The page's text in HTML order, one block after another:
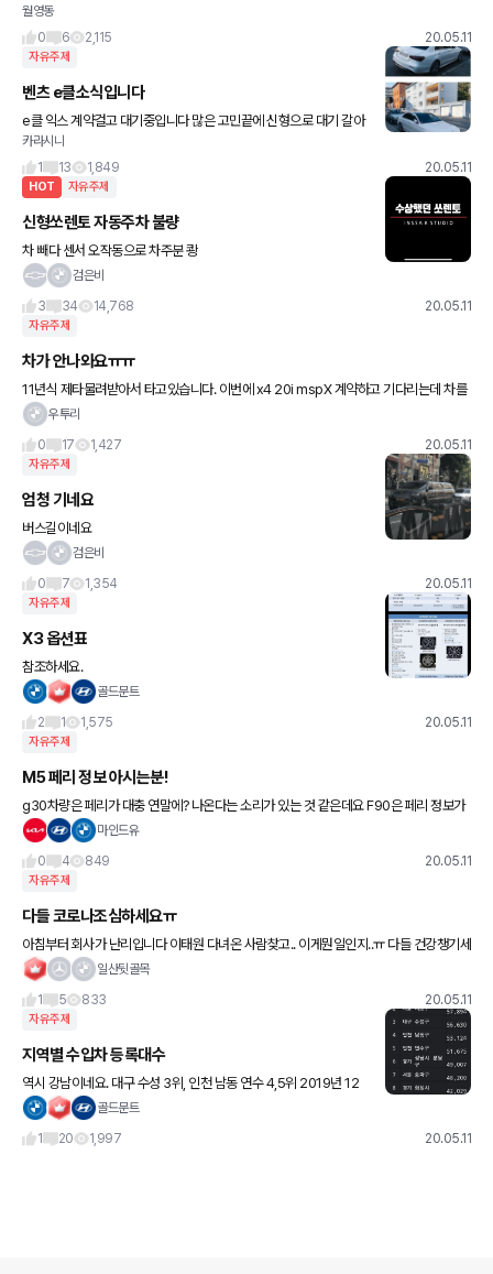
w 그냥 딱히 특이한거 없음 할인률은 은근히 있음 내부디자인은 진짜별로임 네비가 크다
는? 것밖에 없음 근
월영동
0
6 2,115 20.05.11
자유주제
벤츠 e클소식입니다
e클 익스 계약걸고 대기중입니다 많은 고민끝에 신형으로 대기 갈아
탔네요 자세한 사항은 아니지만 10월말 에 e클 페이스리프트 한국출
시 소문이 있습니다 코로나가 관건이지만 어떻게,될지 그냥 생각이지
만
카라시니
1
13 1,849 20.05.11
HOT 자유주제
신형쏘렌토 자동주차 불량
차 빼다 센서 오작동으로 차주분 쾅
검은비
3
34 14,768 20.05.11
자유주제
차가 안나와요ㅠㅠ
11년식 제타물려받아서 타고있습니다. 이번에 x4 20i mspX 계약하고 기다리는데 차를
바꿀생각하니 지금차에 정이없어져서 차타기도싫네요ㅠㅠㅠㅠ 대기1번인데 다음달에는
우투리
0
17 1,427 20.05.11
자유주제
엄청 기네요
버스길이네요
검은비
0
7 1,354 20.05.11
자유주제
X3 옵션표
참조하세요.
골드문트
2
1 1,575 20.05.11
자유주제
M5 페리 정보 아시는분!
g30차량은 페리가 대충 연말에? 나온다는 소리가 있는 것 같은데요 F90은 페리 정보가
사진정도 밖에 없는 것 같더라구요 제가 못찾아서 그런지 모르겠어요 ㅋㅋㅋ 혹시 아시는
마인드유
0
4 849 20.05.11
자유주제
다들 코로나조심하세요ㅠ
아침부터 회사가 난리입니다 이태원 다녀온 사람찾고.. 이게뭔일인지..ㅠ 다들 건강챙기세
욥
일산뒷골목
1
5 833 20.05.11
자유주제
지역별 수입차 등록대수
역시 강남이네요. 대구 수성 3위, 인천 남동 연수 4,5위 2019년 12
월 기준입니다.골드문트
1
20 1,997 20.05.11